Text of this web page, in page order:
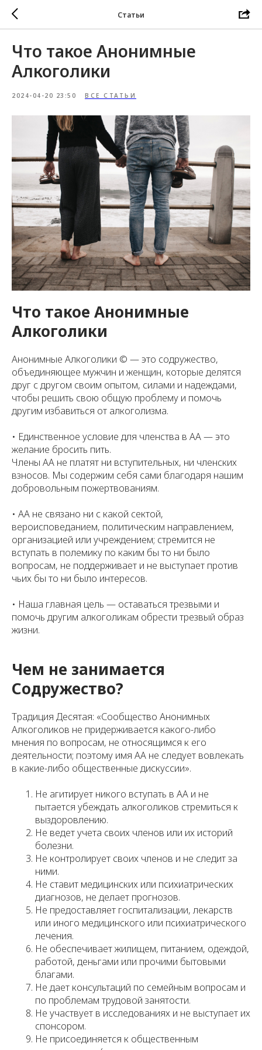
Статьи
Что такое Анонимные
Алкоголики
2024-04-20 23:50 ВСЕ СТАТЬИ
Что такое Анонимные
Алкоголики
Анонимные Алкоголики © — это содружество,
объединяющее мужчин и женщин, которые делятся
друг с другом своим опытом, силами и надеждами,
чтобы решить свою общую проблему и помочь
другим избавиться от алкоголизма.
• Единственное условие для членства в АА — это
желание бросить пить.
Члены АА не платят ни вступительных, ни членских
взносов. Мы содержим себя сами благодаря нашим
добровольным пожертвованиям.
• АА не связано ни с какой сектой,
вероисповеданием, политическим направлением,
организацией или учреждением; стремится не
вступать в полемику по каким бы то ни было
вопросам, не поддерживает и не выступает против
чьих бы то ни было интересов.
• Наша главная цель — оставаться трезвыми и
помочь другим алкоголикам обрести трезвый образ
жизни.
Чем не занимается
Содружество?
Традиция Десятая: «Сообщество Анонимных
Алкоголиков не придерживается какого-либо
мнения по вопросам, не относящимся к его
деятельности; поэтому имя АА не следует вовлекать
в какие-либо общественные дискуссии».
Не агитирует никого вступать в АА и не
пытается убеждать алкоголиков стремиться к
выздоровлению.
Не ведет учета своих членов или их историй
болезни.
Не контролирует своих членов и не следит за
ними.
Не ставит медицинских или психиатрических
диагнозов, не делает прогнозов.
Не предоставляет госпитализации, лекарств
или иного медицинского или психиатрического
лечения.
Не обеспечивает жилищем, питанием, одеждой,
работой, деньгами или прочими бытовыми
благами.
Не дает консультаций по семейным вопросам и
по проблемам трудовой занятости.
Не участвует в исследованиях и не выступает их
спонсором.
Не присоединяется к общественным